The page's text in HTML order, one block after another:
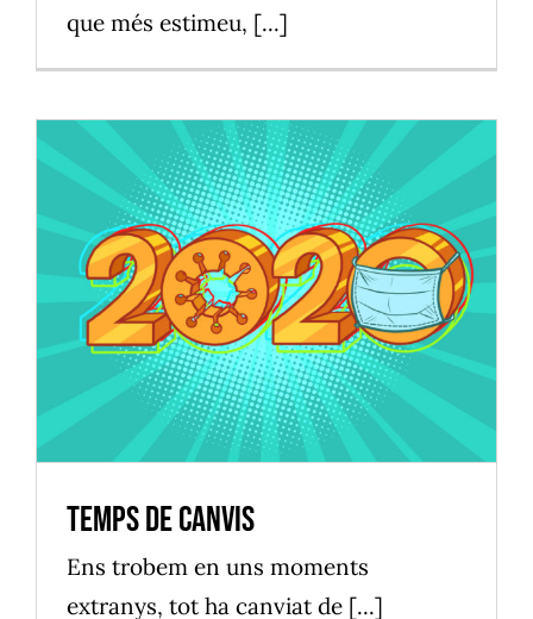
que més estimeu, [...]
Temps de canvis
Vilassar de Mar
Temps de canvis
Ens trobem en uns moments
extranys, tot ha canviat de [...]